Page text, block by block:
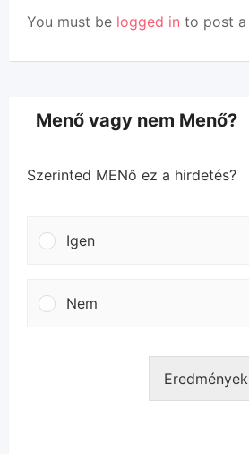
You must be logged in to post a
Menő vagy nem Menő?
Szerinted MENő ez a hirdetés?
Igen
Nem
Eredmények